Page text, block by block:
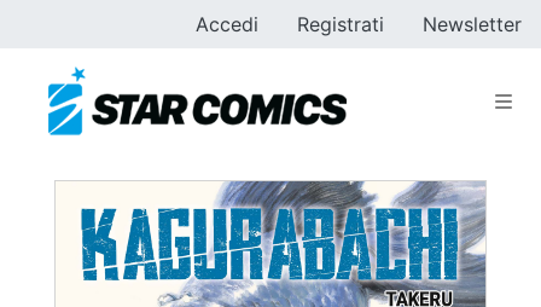
Accedi Registrati Newsletter